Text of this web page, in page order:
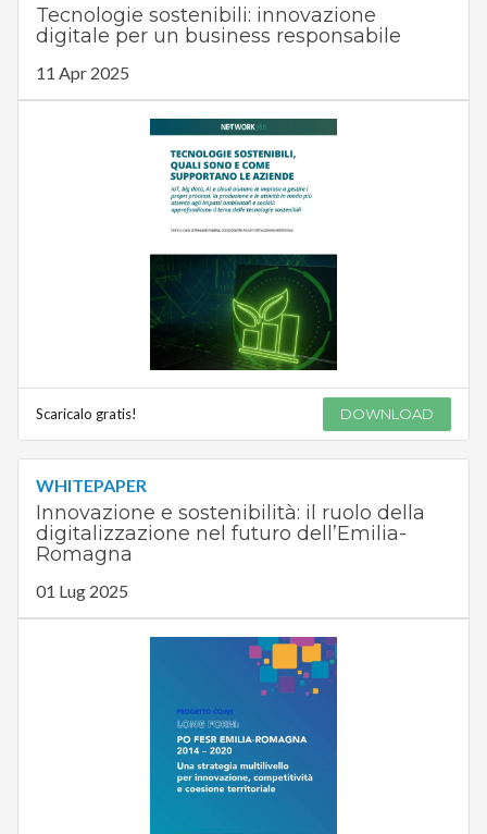
Tecnologie sostenibili: innovazione
digitale per un business responsabile
11 Apr 2025
Scaricalo gratis! DOWNLOAD
WHITEPAPER
Innovazione e sostenibilità: il ruolo della
digitalizzazione nel futuro dell’Emilia-
Romagna
01 Lug 2025